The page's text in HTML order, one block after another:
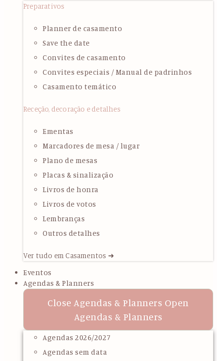
Preparativos
Planner de casamento
Save the date
Convites de casamento
Convites especiais / Manual de padrinhos
Casamento temático
Receção, decoração e detalhes
Ementas
Marcadores de mesa / lugar
Plano de mesas
Placas & sinalização
Livros de honra
Livros de votos
Lembranças
Outros detalhes
Ver tudo em Casamentos ➜
Eventos
Agendas & Planners
Close Agendas & Planners Open
Agendas & Planners
Agendas 2026/2027
Agendas sem data